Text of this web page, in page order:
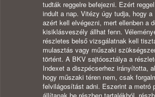
tudták reggelre befejezni. Ezért
indult a nap. Vitézy úgy tudja, hogy a
azért kell elvégezni, mert ellenben a
kisiklásveszély állhat fenn.
részletes belső vizsgálatnak kell
mulasztás vagy műszaki
történt. A BKV sajtóosztálya a
Indexet a diszpécserhez irányította,
hogy műszaki téren nem, csak
felvilágosítást adni. Eszerint a metró